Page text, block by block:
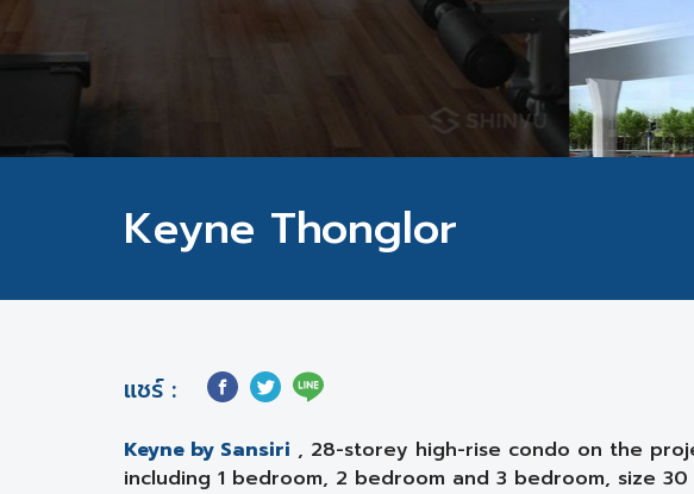
Keyne Thonglor
แชร์ :
Keyne by Sansiri , 28-storey high-rise condo on the
including 1 bedroom, 2 bedroom and 3 bedroom, size 30